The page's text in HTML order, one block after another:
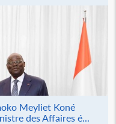
Meyliet Koné
des Affaires é...